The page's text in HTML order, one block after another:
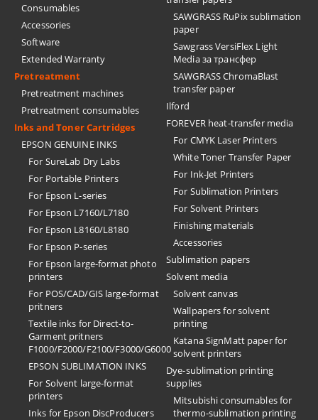
Consumables
Accessories
Software
Extended Warranty
Pretreatment
Pretreatment machines
Pretreatment consumables
Inks and Toner Cartridges
EPSON GENUINE INKS
For SureLab Dry Labs
For Portable Printers
For Epson L-series
For Epson L7160/L7180
For Epson L8160/L8180
For Epson P-series
For Epson large-format photo
printers
For POS/CAD/GIS large-format
pritners
Textile inks for Direct-to-
Garment pritners
F1000/F2000/F2100/F3000/G6000
EPSON SUBLIMATION INKS
For Solvent large-format
printers
Inks for Epson DiscProducers
SAWGRASS RuPix sublimation
paper
Sawgrass VersiFlex Light
Media за трансфер
SAWGRASS ChromaBlast
transfer paper
Ilford
FOREVER heat-transfer media
For CMYK Laser Printers
White Toner Transfer Paper
For Ink-Jet Printers
For Sublimation Printers
For Solvent Printers
Finishing materials
Accessories
Sublimation papers
Solvent media
Solvent canvas
Wallpapers for solvent
printing
Katana SignMatt paper for
solvent printers
Dye-sublimation printing
supplies
Mitsubishi consumables for
thermo-sublimation printing